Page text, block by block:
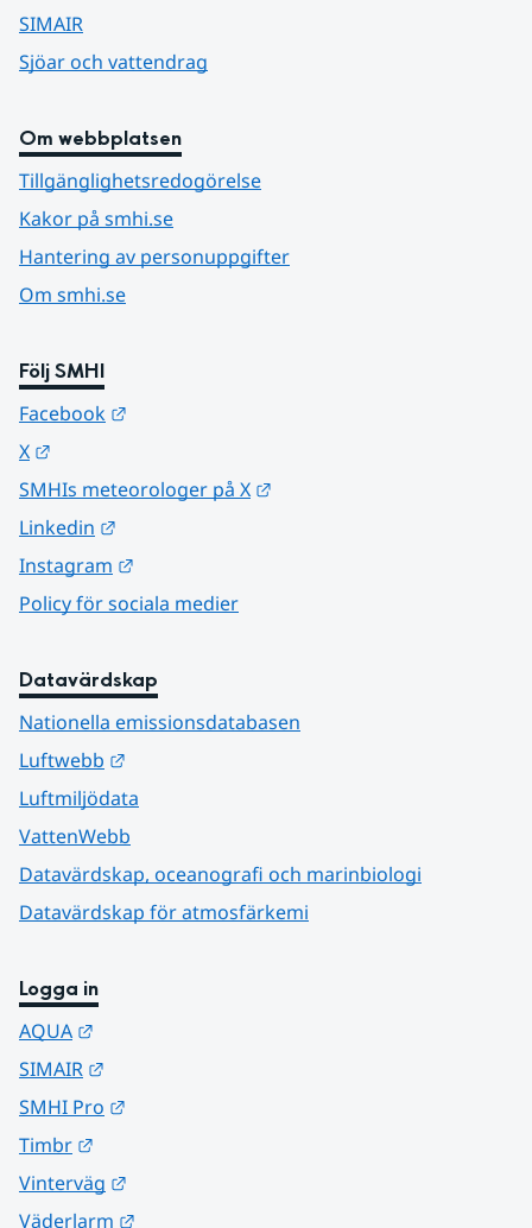
SIMAIR
Sjöar och vattendrag
Om webbplatsen
Tillgänglighetsredogörelse
Kakor på smhi.se
Hantering av personuppgifter
Om smhi.se
Följ SMHI
Facebook
X
SMHIs meteorologer på X
Linkedin
Instagram
Policy för sociala medier
Datavärdskap
Nationella emissionsdatabasen
Luftwebb
Luftmiljödata
VattenWebb
Datavärdskap, oceanografi och marinbiologi
Datavärdskap för atmosfärkemi
Logga in
AQUA
SIMAIR
SMHI Pro
Timbr
Vinterväg
Väderlarm